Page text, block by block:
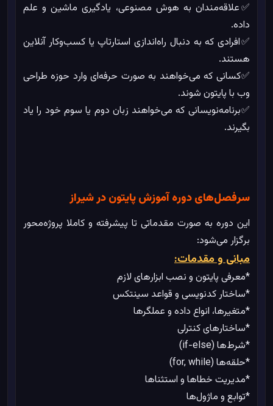
✅علاقه‌مندان به هوش مصنوعی، یادگیری ماشین و علم
داده.
✅افرادی که به دنبال راه‌اندازی استارتاپ یا کسب‌وکار آنلاین
هستند.
✅کسانی که می‌خواهند به صورت حرفه‌ای وارد حوزه طراحی
وب با پایتون شوند.
✅برنامه‌نویسانی که می‌خواهند زبان دوم یا سوم خود را یاد
بگیرند.
سرفصل‌های دوره آموزش پایتون در شیراز
این دوره به صورت مقدماتی تا پیشرفته و کاملا پروژه‌محور
برگزار می‌شود:
مبانی و مقدمات:
*معرفی پایتون و نصب ابزارهای لازم
*ساختار کدنویسی و قواعد سینتکس
*متغیرها، انواع داده و عملگرها
*ساختارهای کنترلی
*شرط‌ها (if-else)
*حلقه‌ها (for, while)
*مدیریت خطاها و استثناها
*توابع و ماژول‌ها